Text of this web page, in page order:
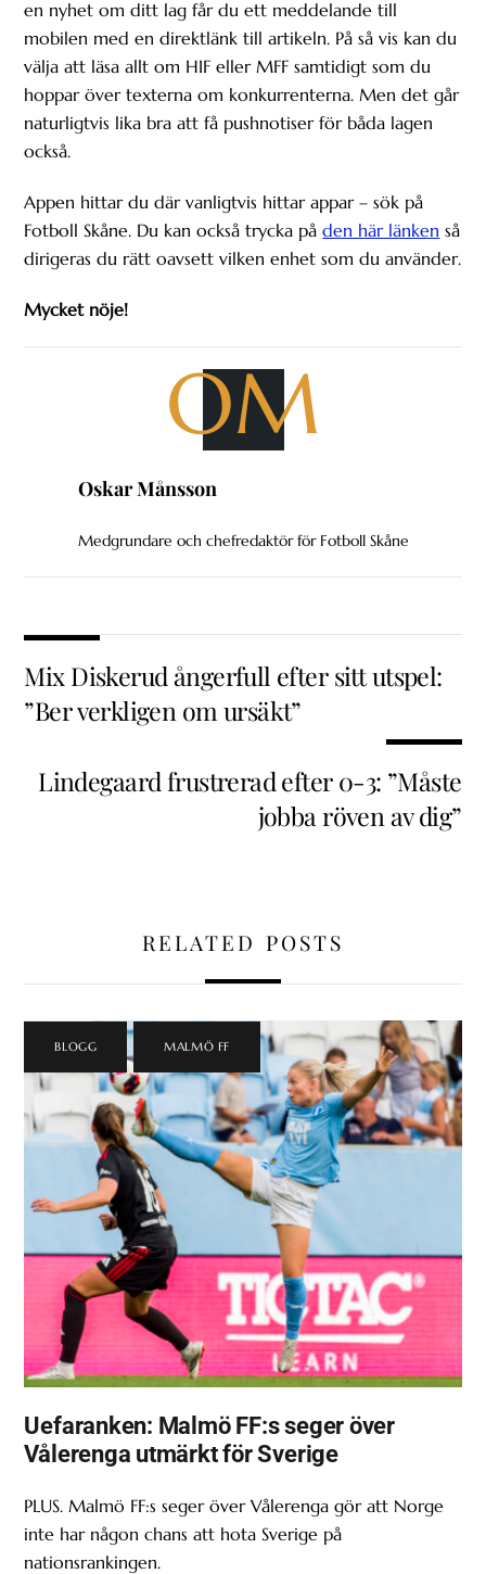
en nyhet om ditt lag får du ett meddelande till
mobilen med en direktlänk till artikeln. På så vis kan du
välja att läsa allt om HIF eller MFF samtidigt som du
hoppar över texterna om konkurrenterna. Men det går
naturligtvis lika bra att få pushnotiser för båda lagen
också.
Appen hittar du där vanligtvis hittar appar – sök på
Fotboll Skåne. Du kan också trycka påden här länken så
dirigeras du rätt oavsett vilken enhet som du använder.
Mycket nöje!
OM
Oskar Månsson
Medgrundare och chefredaktör för Fotboll Skåne
Mix Diskerud ångerfull efter sitt utspel:
”Ber verkligen om ursäkt”
Lindegaard frustrerad efter 0-3: ”Måste
jobba röven av dig”
RELATED POSTS
BLOGG MALMÖ FF
Uefaranken: Malmö FF:s seger över
Vålerenga utmärkt för Sverige
PLUS. Malmö FF:s seger över Vålerenga gör att Norge
inte har någon chans att hota Sverige på
nationsrankingen.